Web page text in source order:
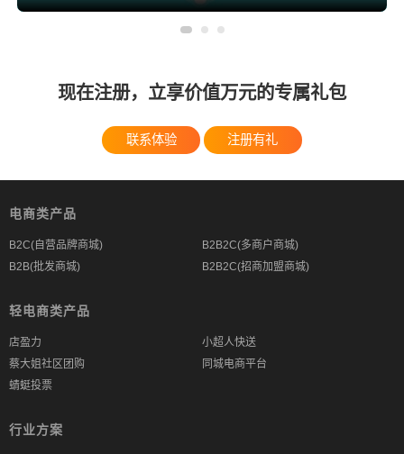
现在注册，立享价值万元的专属礼包
联系体验 注册有礼
电商类产品
B2C(自营品牌商城)
B2B2C(多商户商城)
B2B(批发商城)
B2B2C(招商加盟商城)
轻电商类产品
店盈力
小超人快送
蔡大姐社区团购
同城电商平台
蜻蜓投票
行业方案